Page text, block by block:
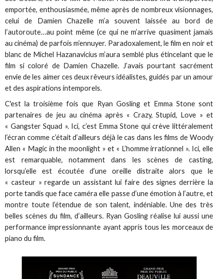
emportée, enthousiasmée, même après de nombreux visionnages,
celui de Damien Chazelle m’a souvent laissée au bord de
l’autoroute…au point même (ce qui ne m’arrive quasiment jamais
au cinéma) de parfois m’ennuyer. Paradoxalement, le film en noir et
blanc de Michel Hazanavicius m’aura semblé plus étincelant que le
film si coloré de Damien Chazelle. J’avais pourtant sacrément
envie de les aimer ces deux rêveurs idéalistes, guidés par un amour
et des aspirations intemporels.
C'est la troisième fois que Ryan Gosling et Emma Stone sont
partenaires de jeu au cinéma après « Crazy, Stupid, Love » et
« Gangster Squad ». Ici, c’est Emma Stone qui crève littéralement
l’écran comme c’était d’ailleurs déjà le cas dans les films de Woody
Allen « Magic in the moonlight » et « L’homme irrationnel ». Ici, elle
est remarquable, notamment dans les scènes de casting,
lorsqu’elle est écoutée d’une oreille distraite alors que le
« casteur » regarde un assistant lui faire des signes derrière la
porte tandis que face caméra elle passe d’une émotion à l’autre, et
montre toute l’étendue de son talent, indéniable. Une des très
belles scènes du film, d’ailleurs. Ryan Gosling réalise lui aussi une
performance impressionnante ayant appris tous les morceaux de
piano du film.